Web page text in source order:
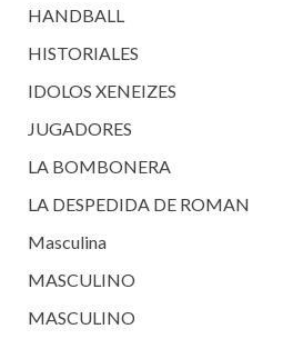
HANDBALL
HISTORIALES
IDOLOS XENEIZES
JUGADORES
LA BOMBONERA
LA DESPEDIDA DE ROMAN
Masculina
MASCULINO
MASCULINO